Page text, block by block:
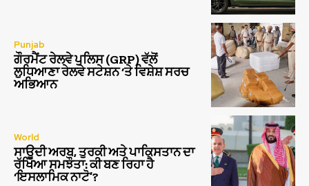
Punjab
ਗੌਰਮੈਂਟ ਰੇਲਵੇ ਪੁਲਿਸ (GRP) ਵੱਲੋਂ
ਲੁਧਿਆਣਾ ਰੇਲਵੇ ਸਟੇਸ਼ਨ ‘ਤੇ ਵਿਸ਼ੇਸ਼ ਸਰਚ
ਅਭਿਆਨ
World
ਸਾਊਦੀ ਅਰਬ, ਤੁਰਕੀ ਅਤੇ ਪਾਕਿਸਤਾਨ ਦਾ
ਰੱਖਿਆ ਸਮਝੌਤਾ: ਕੀ ਬਣ ਰਿਹਾ ਹੈ
‘ਇਸਲਾਮਿਕ ਨਾਟੋ’?